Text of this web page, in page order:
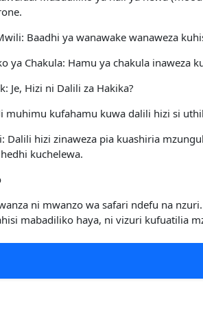
Baadhi ya wanawake wanaweza
ya Chakula: Hamu ya chakula inaweza
Je, Hizi ni Dalili za Hakika?
muhimu kufahamu kuwa dalili hizi si
Dalili hizi zinaweza pia kuashiria
kuchelewa.
ni mwanzo wa safari ndefu na
mabadiliko haya, ni vizuri kufuatilia